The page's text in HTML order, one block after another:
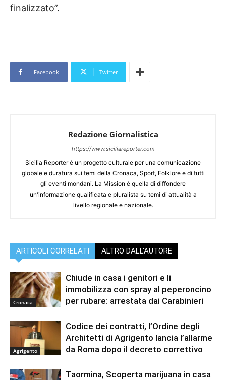
finalizzato”.
Facebook Twitter
Redazione Giornalistica
https://www.siciliareporter.com
Sicilia Reporter è un progetto culturale per una comunicazione
globale e duratura sui temi della Cronaca, Sport, Folklore e di tutti
gli eventi mondani. La Mission è quella di diffondere
un'informazione qualificata e pluralista su temi di attualità a
livello regionale e nazionale.
ARTICOLI CORRELATI ALTRO DALL'AUTORE
Cronaca
Chiude in casa i genitori e li
immobilizza con spray al peperoncino
per rubare: arrestata dai Carabinieri
Agrigento
Codice dei contratti, l’Ordine degli
Architetti di Agrigento lancia l’allarme
da Roma dopo il decreto correttivo
Taormina, Scoperta marijuana in casa